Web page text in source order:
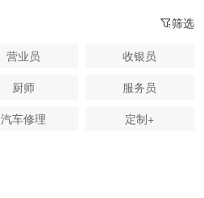
筛选
营业员
收银员
厨师
服务员
汽车修理 定制+